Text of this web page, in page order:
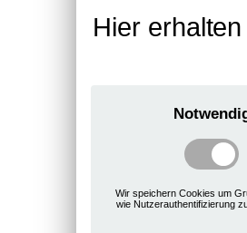
Hier
Wir speichern Cookies um
wie Nutzerauthentifizierung